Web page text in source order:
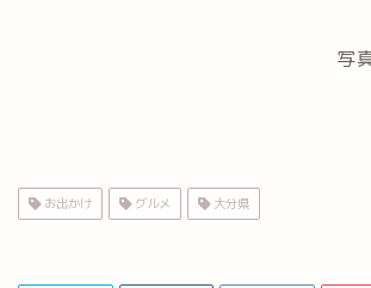
写
お出かけ グルメ 大分県